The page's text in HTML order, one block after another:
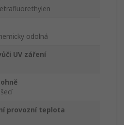
odolná
UV záření
provozní teplota